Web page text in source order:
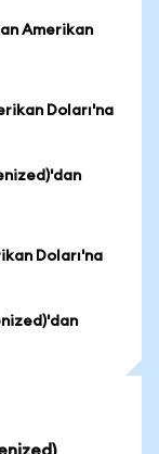
Amerikan
Doları'na
Doları'na